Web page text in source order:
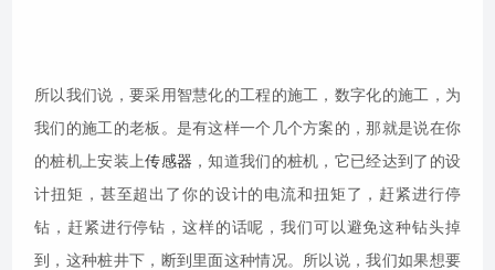
所以我们说，要采用智慧化的工程的施工，数字化的施工，为
我们的施工的老板。是有这样一个几个方案的，那就是说在你
的桩机上安装上传感器 ，知道我们的桩机，它已经达到了的设
计扭矩，甚至超出了你的设计的电流和扭矩了，赶紧进行停
钻，赶紧进行停钻，这样的话呢，我们可以避免这种钻头掉
到，这种桩井下，断到里面这种情况。所以说，我们如果想要